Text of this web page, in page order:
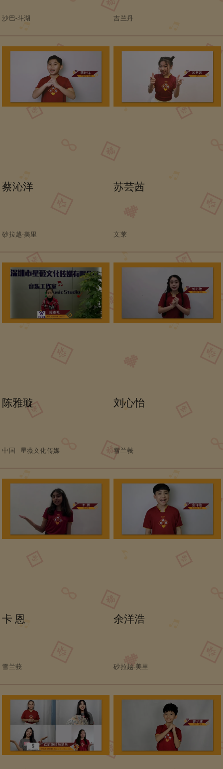
沙巴-斗湖 吉兰丹
蔡沁洋
砂拉越-美里
苏芸茜
文莱
陈雅璇
中国 - 星薇文化传媒
刘心怡
雪兰莪
卡 恩
雪兰莪
余洋浩
砂拉越-美里